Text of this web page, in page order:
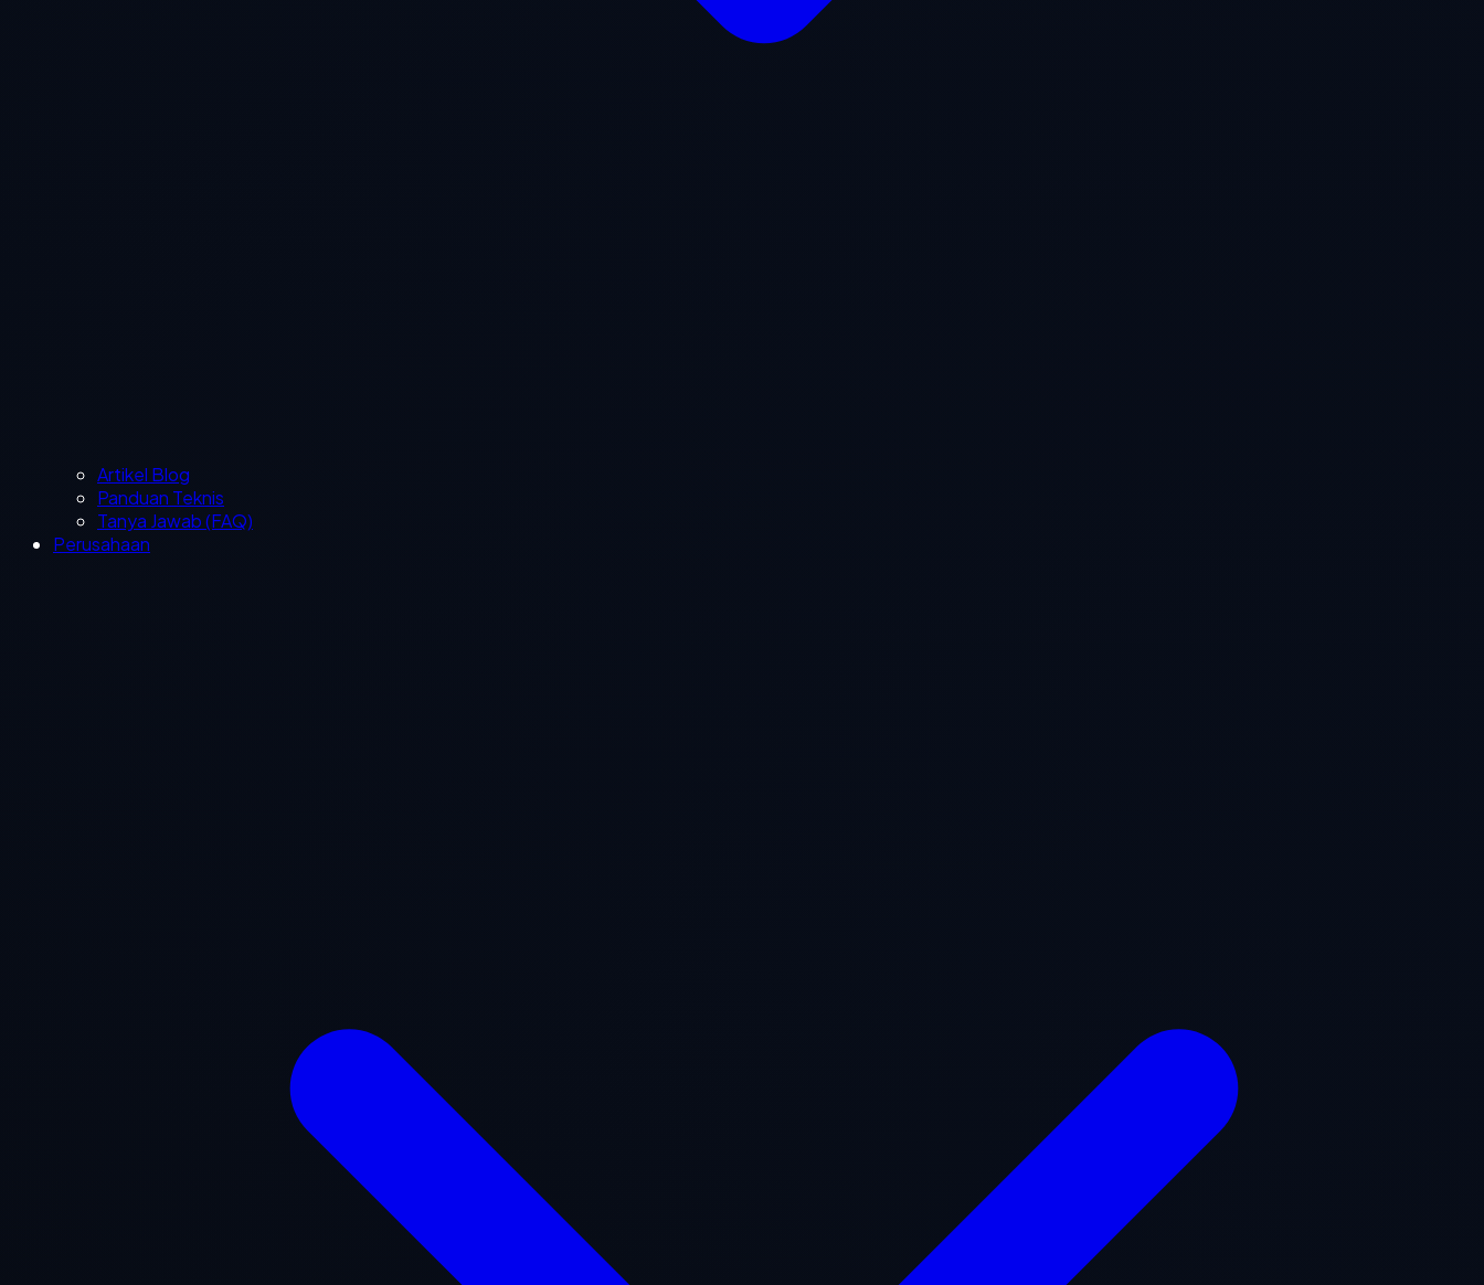
Artikel Blog
Panduan Teknis
Tanya Jawab (FAQ)
Perusahaan